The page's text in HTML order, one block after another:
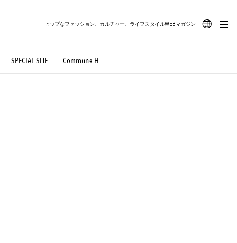
SPECIAL SITE Commune H
ヒップなファッション、カルチャー、ライフスタイルWEBマガジン
#路地裏てぃーん。 #MONTHLY JOURNAL
#MOVIE #LIFESTYLE #SNEAKER #OUTDOOR